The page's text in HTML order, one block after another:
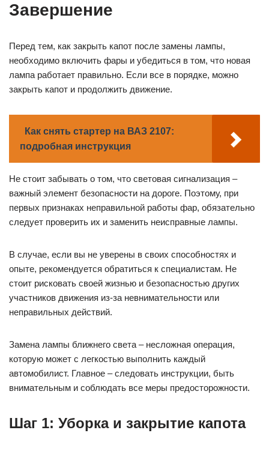
Завершение
Перед тем, как закрыть капот после замены лампы,
необходимо включить фары и убедиться в том, что новая
лампа работает правильно. Если все в порядке, можно
закрыть капот и продолжить движение.
Как снять стартер на ВАЗ 2107:
подробная инструкция
Не стоит забывать о том, что световая сигнализация –
важный элемент безопасности на дороге. Поэтому, при
первых признаках неправильной работы фар, обязательно
следует проверить их и заменить неисправные лампы.
В случае, если вы не уверены в своих способностях и
опыте, рекомендуется обратиться к специалистам. Не
стоит рисковать своей жизнью и безопасностью других
участников движения из-за невнимательности или
неправильных действий.
Замена лампы ближнего света – несложная операция,
которую может с легкостью выполнить каждый
автомобилист. Главное – следовать инструкции, быть
внимательным и соблюдать все меры предосторожности.
Шаг 1: Уборка и закрытие капота